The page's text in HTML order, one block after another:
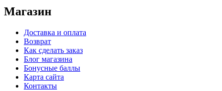
Магазин
Доставка и оплата
Возврат
Как сделать заказ
Блог магазина
Бонусные баллы
Карта сайта
Контакты